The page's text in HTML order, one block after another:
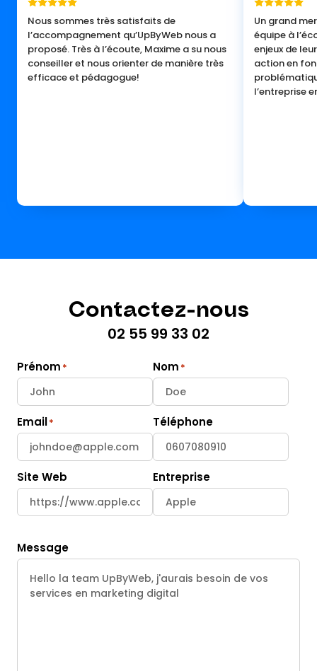
Nous sommes très satisfaits de
l’accompagnement qu’UpByWeb nous a
proposé. Très à l’écoute, Maxime a su nous
conseiller et nous orienter de manière très
efficace et pédagogue!
Un grand
équipe à
enjeux de
action en
l’entreprise
Contactez-nous
02 55 99 33 02
Prénom Nom
Email Téléphone
Site Web Entreprise
Message